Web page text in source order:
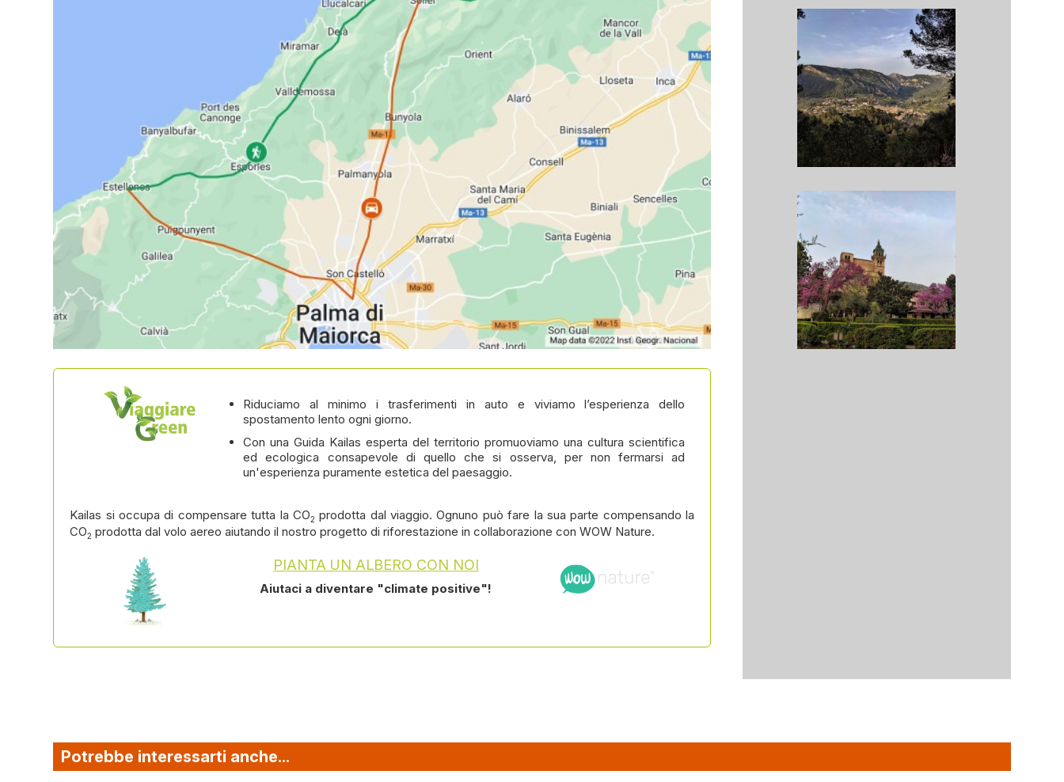
Riduciamo al minimo i trasferimenti in auto e viviamo l’esperienza dello
spostamento lento ogni giorno.
Con una Guida Kailas esperta del territorio promuoviamo una cultura scientifica
ed ecologica consapevole di quello che si osserva, per non fermarsi ad
un'esperienza puramente estetica del paesaggio.
Kailas si occupa di compensare tutta la CO2 prodotta dal viaggio. Ognuno può fare la sua parte compensando la
CO2 prodotta dal volo aereo aiutando il nostro progetto di riforestazione in collaborazione con WOW Nature.
PIANTA UN ALBERO CON NOI
Aiutaci a diventare "climate positive"!
Potrebbe interessarti anche...